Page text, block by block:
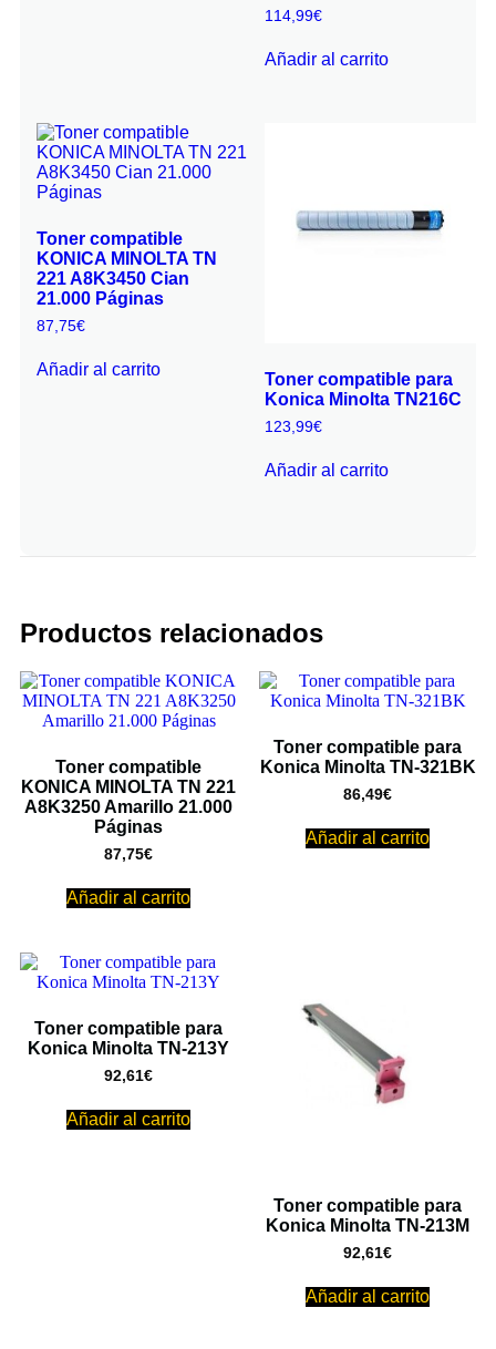
114,99€
Añadir al carrito
Toner compatible
KONICA MINOLTA TN
221 A8K3450 Cian
21.000 Páginas
87,75€
Añadir al carrito
Toner compatible para
Konica Minolta TN216C
123,99€
Añadir al carrito
Productos relacionados
Toner compatible
KONICA MINOLTA TN 221
A8K3250 Amarillo 21.000
Páginas
87,75€
Añadir al carrito
Toner compatible para
Konica Minolta TN-321BK
86,49€
Añadir al carrito
Toner compatible para
Konica Minolta TN-213Y
92,61€
Añadir al carrito
Toner compatible para
Konica Minolta TN-213M
92,61€
Añadir al carrito